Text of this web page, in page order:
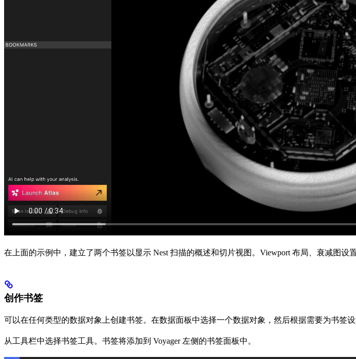
在上面的示例中，建立了两个书签以显示 Nest 扫描的概述和切片视图。Viewport 布局、衰减图设
创作书签
可以在任何类型的数据对象上创建书签。在数据面板中选择一个数据对象，然后根据需要为书签设
从工具栏中选择书签工具。书签将添加到 Voyager 左侧的书签面板中。